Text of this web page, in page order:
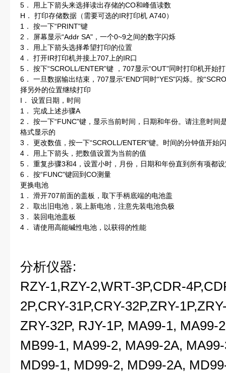
5． 用上下箭头来选择读出存储的CO和峰值读数
H． 打印存储数据（需要可选的IR打印机 A740）
1． 按一下“PRINT"键
2． 屏幕显示“Addr SA"，一个0~9之间的数字闪烁
3． 用上下箭头选择希望打印的位置
4． 打开IR打印机并接上707上的IR口
5． 按下“SCROLL/ENTER"键 ，707显示“OUT"同时打印机开始
6． 一旦数据输出结束，707显示“END"同时“YES"闪烁。按
择另外的位置继续打印
I． 设置日期，时间
1． 完成上述步骤A
2． 按一下“FUNC"键，显示当前时间，日期和年份。请注意时间
格式显示的
3． 更改数值，按一下“SCROLL/ENTER"键。时间的分钟值开始
4． 用上下箭头，把数值设置为当前的值
5． 重复步骤3和4，设置小时，月份，日期和年份直到所有项都
6． 按“FUNC"键回到CO测量
更换电池
1． 滑开707前面的盖板，取下手柄底端的电池盖
2． 取出旧电池，装上新电池，注意先装电池负极
3． 装回电池盖板
4． 请使用高能碱性电池，以获得的性能
分析仪器:
RZY-1,RZY-2,WRT-3P,CDR-
2P,CRY-31P,CRY-32P,ZRY-
ZRY-32P, RJY-1P, MA99-1, MA99-
MB99-1, MA99-2, MA99-2A,
MD99-1, MD99-2, MD99-2A,